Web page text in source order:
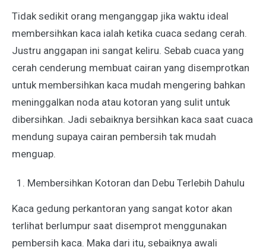
Tidak sedikit orang menganggap jika waktu ideal
membersihkan kaca ialah ketika cuaca sedang cerah.
Justru anggapan ini sangat keliru. Sebab cuaca yang
cerah cenderung membuat cairan yang disemprotkan
untuk membersihkan kaca mudah mengering bahkan
meninggalkan noda atau kotoran yang sulit untuk
dibersihkan. Jadi sebaiknya bersihkan kaca saat cuaca
mendung supaya cairan pembersih tak mudah
menguap.
Membersihkan Kotoran dan Debu Terlebih Dahulu
Kaca gedung perkantoran yang sangat kotor akan
terlihat berlumpur saat disemprot menggunakan
pembersih kaca. Maka dari itu, sebaiknya awali